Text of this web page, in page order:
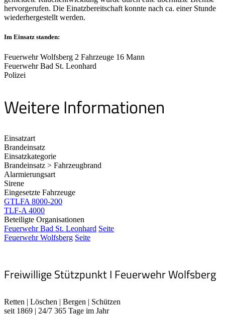
hervorgerufen. Die Einatzbereitschaft konnte nach ca. einer Stunde
wiederhergestellt werden.
Im Einsatz standen:
Feuerwehr Wolfsberg 2 Fahrzeuge 16 Mann
Feuerwehr Bad St. Leonhard
Polizei
Weitere Informationen
Einsatzart
Brandeinsatz
Einsatzkategorie
Brandeinsatz > Fahrzeugbrand
Alarmierungsart
Sirene
Eingesetzte Fahrzeuge
GTLFA 8000-200
TLF-A 4000
Beteiligte Organisationen
Feuerwehr Bad St. Leonhard Seite
Feuerwehr Wolfsberg Seite
Freiwillige Stützpunkt I Feuerwehr Wolfsberg
Retten | Löschen | Bergen | Schützen
seit 1869 | 24/7 365 Tage im Jahr